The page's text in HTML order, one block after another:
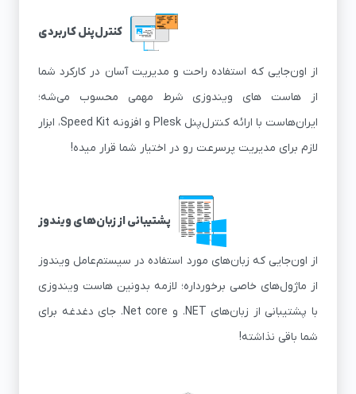
کنترل‌پنل کاربردی
از اون‌جایی که استفاده راحت و مدیریت آسان در کارکرد شما
از هاست های ویندوزی شرط مهمی محسوب می‌شه؛
ایران‌هاست با ارائه کنترل‌پنل Plesk و افزونه Speed Kit، ابزار
لازم برای مدیریت پرسرعت رو در اختیار شما قرار میده!
پشتیبانی از زبان‌های ویندوز
از اون‌جایی که زبان‌های مورد استفاده در سیستم‌عامل ویندوز
از ماژول‌های خاصی برخورداره؛ لازمه بدونین هاست ویندوزی
با پشتیبانی از زبان‌های NET. و Net core. جای دغدغه برای
شما باقی نذاشته!